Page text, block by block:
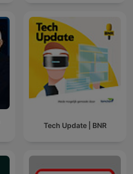
Tech Update | BNR